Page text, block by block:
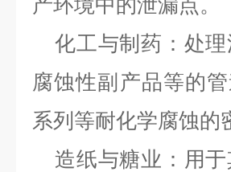
产环境中的泄漏点。
化工与制药：处
腐蚀性副产品等的
系列等耐化学腐蚀的
造纸与糖业：用